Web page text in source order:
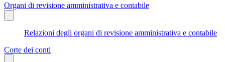
Organi di revisione amministrativa e contabile
Relazioni degli organi di revisione amministrativa e contabile
Corte dei conti